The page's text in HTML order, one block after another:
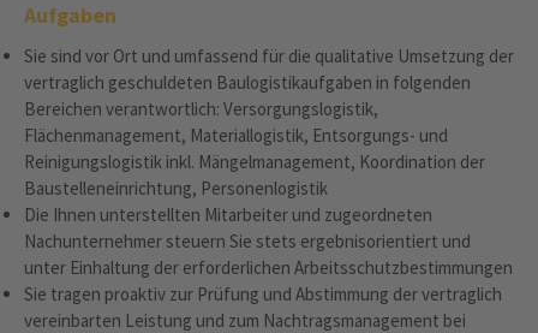
Aufgaben
Sie sind vor Ort und umfassend für die qualitative Umsetzung der
vertraglich geschuldeten Baulogistikaufgaben in folgenden
Bereichen verantwortlich: Versorgungslogistik,
Flächenmanagement, Materiallogistik, Entsorgungs- und
Reinigungslogistik inkl. Mängelmanagement, Koordination der
Baustelleneinrichtung, Personenlogistik
Die Ihnen unterstellten Mitarbeiter und zugeordneten
Nachunternehmer steuern Sie stets ergebnisorientiert und
unter Einhaltung der erforderlichen Arbeitsschutzbestimmungen
Sie tragen proaktiv zur Prüfung und Abstimmung der vertraglich
vereinbarten Leistung und zum Nachtragsmanagement bei